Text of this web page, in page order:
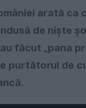
arată ca
de niște
făcut „pana
purtătorul de